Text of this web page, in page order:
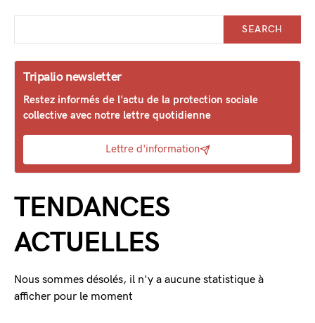
SEARCH
Tripalio newsletter
Restez informés de l'actu de la protection sociale
collective avec notre lettre quotidienne
Lettre d'information
TENDANCES
ACTUELLES
Nous sommes désolés, il n'y a aucune statistique à
afficher pour le moment